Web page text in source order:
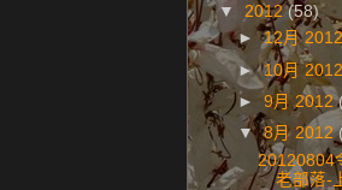
▼ 2012(58)
►12月
►10月
► 9月 2012
▼8月 2012
20120804
老部落-